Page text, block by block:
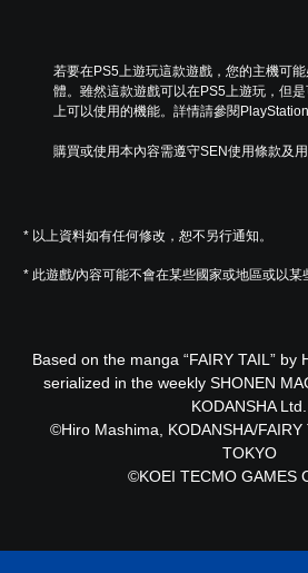
若要在PS5上遊玩這款遊戲，您的主機可
體。雖然這款遊戲可以在PS5上遊玩，但
上可以使用的機能。詳情請參閱
購買或使用本內容需遵守SEN使用條款及用
* 以上資料如有任何修改，恕不另行通知。
* 此遊戲/內容可能不會在某些國家或地區或以某
Based on the manga “FAIRY TAIL” by
serialized in the weekly SHONEN
KODANSHA Ltd.
©Hiro Mashima, KODANSHA/
TOKYO
©KOEI TECMO GAMES